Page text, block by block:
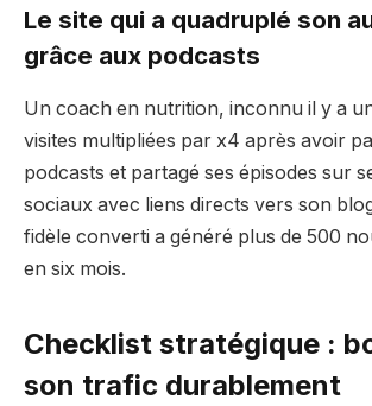
Le site qui a quadruplé son
grâce aux podcasts
Un coach en nutrition, inconnu il y a
visites multipliées par x4 après avoir
podcasts et partagé ses épisodes sur
sociaux avec liens directs vers son
fidèle converti a généré plus de 500
en six mois.
Checklist stratégique :
son trafic durablement